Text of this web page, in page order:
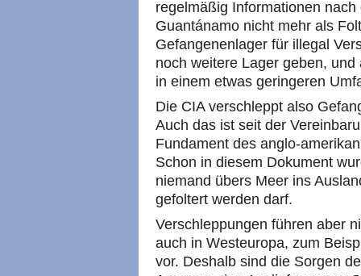
regelmäßig Informationen
Guantánamo nicht mehr als
Gefangenenlager für illegal
noch weitere Lager geben,
in einem etwas geringeren
Die CIA verschleppt also
Auch das ist seit der
Fundament des anglo-
Schon in diesem Dokument
niemand übers Meer ins
gefoltert werden darf.
Verschleppungen führen aber
auch in Westeuropa, zum
vor. Deshalb sind die Sorgen